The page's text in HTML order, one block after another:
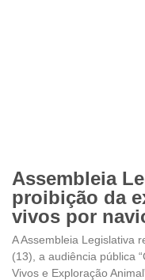
Assembleia
proibição da
vivos por
A Assembleia Legislativa
(13), a audiência pública
Vivos e Exploração